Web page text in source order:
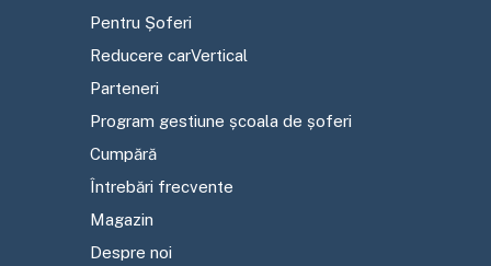
Pentru Șoferi
Reducere carVertical
Parteneri
Program gestiune școala de șoferi
Cumpără
Întrebări frecvente
Magazin
Despre noi